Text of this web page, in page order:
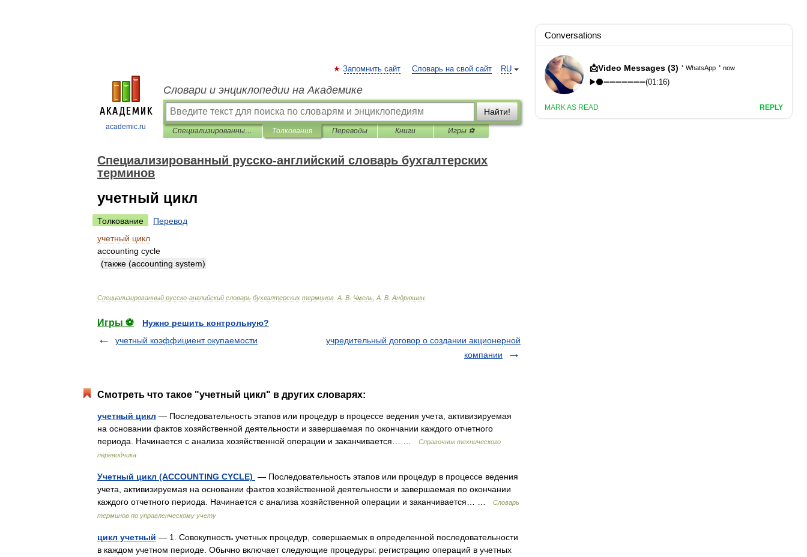
academic.ru
RU
Запомнить сайт Словарь на свой сайт
Словари и энциклопедии на Академике
Найти!
Специализированный русско-английский словарь бухгалтерских терминов Толкования Переводы Книги Игры ⚽
Специализированный русско-английский словарь бухгалтерских
терминов
учетный цикл
Толкование
Перевод
учетный цикл
accounting cycle
(также (accounting system)
Специализированный русско-английский словарь бухгалтерских терминов А В Чмель А В Андрюшин
Игры ⚽
Нужно решить контрольную?
учетный коэффициент окупаемости
учредительный договор о создании акционерной
компании
Смотреть что такое "учетный цикл" в других словарях:
учетный цикл — Последовательность этапов или процедур в процессе ведения учета, активизируемая
на основании фактов хозяйственной деятельности и завершаемая по окончании каждого отчетного
периода. Начинается с анализа хозяйственной операции и заканчивается… …
Справочник технического
переводчика
Учетный цикл (ACCOUNTING CYCLE) — Последовательность этапов или процедур в процессе ведения
учета, активизируемая на основании фактов хозяйственной деятельности и завершаемая по окончании
каждого отчетного периода. Начинается с анализа хозяйственной операции и заканчивается… …
Словарь
терминов по управленческому учету
цикл учетный — 1. Совокупность учетных процедур, совершаемых в определенной последовательности
в каждом учетном периоде. Обычно включает следующие процедуры: регистрацию операций в учетных